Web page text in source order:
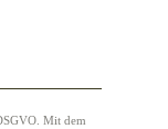
Mit dem